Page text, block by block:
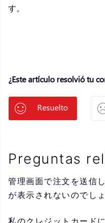
す。
¿Este artículo resolvió tu
Resuelto
Preguntas
管理画面で注文を送信
が表示されないのでし
私のクレジットカード